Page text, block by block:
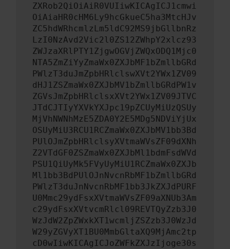
ZXRob2QiOiAiR0VUIiwKICAgICJ1cmwi
OiAiaHR0cHM6Ly9hcGkueC5ha3MtcHJv
ZC5hdWRhcmlzLm5ldC92MS9jbGllbnRz
LzI0NzAvd2Vic2l0ZS12ZWhpY2xlcz93
ZWJzaXRlPTY1ZjgwOGVjZWQxODQ1Mjc0
NTA5ZmZiYyZmaWx0ZXJbMF1bZmllbGRd
PWlzT3duJmZpbHRlclswXVt2YWx1ZV09
dHJ1ZSZmaWx0ZXJbMV1bZmllbGRdPW1v
ZGVsJmZpbHRlclsxXVt2YWx1ZV09JTVC
JTdCJTIyYXVkYXJpc19pZCUyMiUzQSUy
MjVhNWNhMzE5ZDA0Y2E5MDg5NDViYjUx
OSUyMiU3RCU1RCZmaWx0ZXJbMV1bb3Bd
PUlOJmZpbHRlclsyXVtmaWVsZF09dXNh
Z2VTdGF0ZSZmaWx0ZXJbMl1bdmFsdWVd
PSU1QiUyMk5FVyUyMiU1RCZmaWx0ZXJb
Ml1bb3BdPUlOJnNvcnRbMF1bZmllbGRd
PWlzT3duJnNvcnRbMF1bb3JkZXJdPURF
U0Mmc29ydFsxXVtmaWVsZF09aXNUb3Am
c29ydFsxXVtvcmRlcl09REVTQyZzb3J0
WzJdW2ZpZWxkXT1wcmljZSZzb3J0WzJd
W29yZGVyXT1BU0MmbGltaXQ9MjAmc2tp
cD0wIiwKICAgICJoZWFkZXJzIjoge30s